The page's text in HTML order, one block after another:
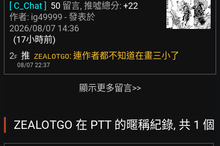
[ C_Chat ] 50 留言, 推噓總分: +22
作者: ig49999 - 發表於
2026/08/07 14:36
(17小時前)
2F 推 ZEALOTGO: 連作者都不知道在畫三小了
08/07 22:37
顯示更多留言>>
ZEALOTGO 在 PTT 的暱稱紀錄, 共 1 個